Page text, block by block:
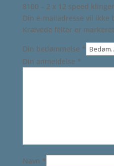
8100 – 2 x 12 speed
Din e-mailadresse vil ikke
Krævede felter er
Din bedømmelse *
Din anmeldelse *
Navn *